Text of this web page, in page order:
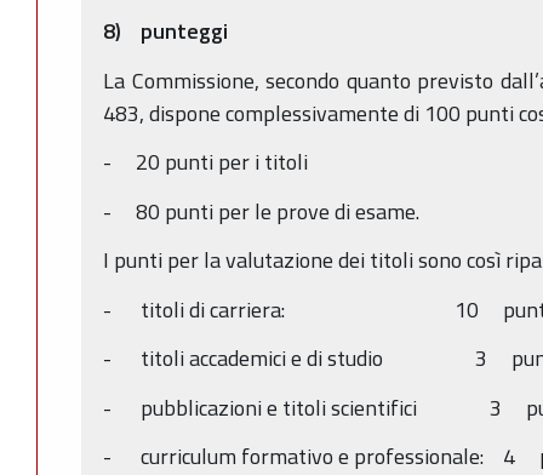
8) punteggi
La Commissione, secondo quanto previsto
483, dispone complessivamente di 100 punti
- 20 punti per i titoli
- 80 punti per le prove di esame.
I punti per la valutazione dei titoli sono così
- titoli di carriera: 10
- titoli accademici e di studio 3
- pubblicazioni e titoli scientifici 3
- curriculum formativo e professionale: 4